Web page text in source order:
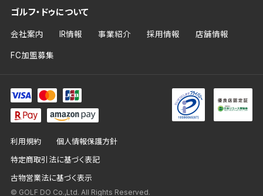
ゴルフ・ドゥについて
会社案内 IR情報 事業紹介 採用情報 店舗情報
FC加盟募集
利用規約 個人情報保護方針
特定商取引法に基づく表記
古物営業法に基づく表示
© GOLF DO Co.,Ltd. All Rights Reserved.